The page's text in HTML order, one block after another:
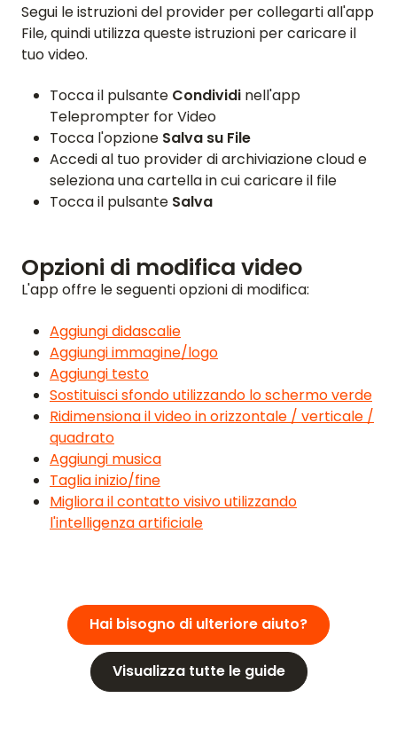
Segui le istruzioni del provider per collegarti all'app
File, quindi utilizza queste istruzioni per caricare il
tuo video.
Tocca il pulsante Condividi nell'app
Teleprompter for Video
Tocca l'opzione Salva su File
Accedi al tuo provider di archiviazione cloud e
seleziona una cartella in cui caricare il file
Tocca il pulsante Salva
Opzioni di modifica video
L'app offre le seguenti opzioni di modifica:
Aggiungi didascalie
Aggiungi immagine/logo
Aggiungi testo
Sostituisci sfondo utilizzando lo schermo verde
Ridimensiona il video in orizzontale / verticale /
quadrato
Aggiungi musica
Taglia inizio/fine
Migliora il contatto visivo utilizzando
l'intelligenza artificiale
Hai bisogno di ulteriore aiuto?
Visualizza tutte le guide